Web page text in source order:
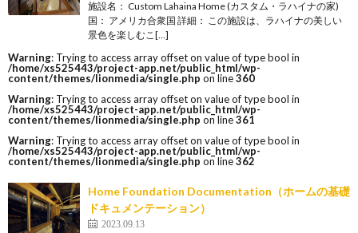
施設名： Custom Lahaina Home (カスタム・ラハイナの家)
国： アメリカ合衆国 詳細： この施設は、ラハイナの美しい
景色を楽しむこ[…]
Warning: Trying to access array offset on value of type bool in
/home/xs525443/project-app.net/public_html/wp-
content/themes/lionmedia/single.php on line360
Warning: Trying to access array offset on value of type bool in
/home/xs525443/project-app.net/public_html/wp-
content/themes/lionmedia/single.php on line361
Warning: Trying to access array offset on value of type bool in
/home/xs525443/project-app.net/public_html/wp-
content/themes/lionmedia/single.php on line362
Home Foundation Documentation（ホームの基礎
ドキュメンテーション）
2023.09.13